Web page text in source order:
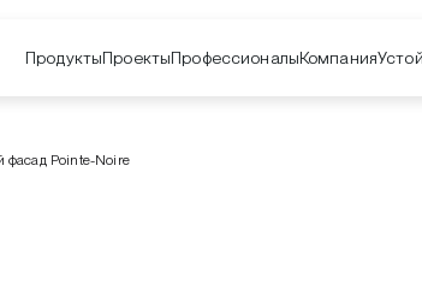
ПродуктыПроектыПрофессионалыКомпания
фасад Pointe-Noire